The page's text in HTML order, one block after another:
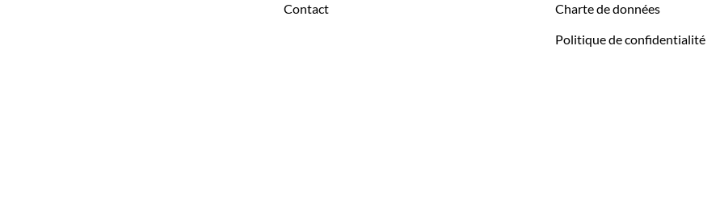
Contact
Charte de données
Politique de confidentialité